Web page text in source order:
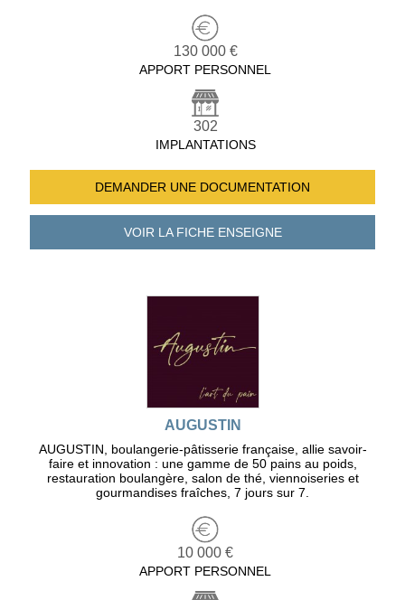
130 000 €
APPORT PERSONNEL
302
IMPLANTATIONS
DEMANDER UNE DOCUMENTATION
VOIR LA FICHEENSEIGNE
AUGUSTIN
AUGUSTIN, boulangerie-pâtisserie française, allie savoir-
faire et innovation : une gamme de 50 pains au poids,
restauration boulangère, salon de thé, viennoiseries et
gourmandises fraîches, 7 jours sur 7.
10 000 €
APPORT PERSONNEL